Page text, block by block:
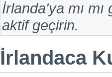
İrlanda'ya mı mı
aktif geçirin.
İrlandaca